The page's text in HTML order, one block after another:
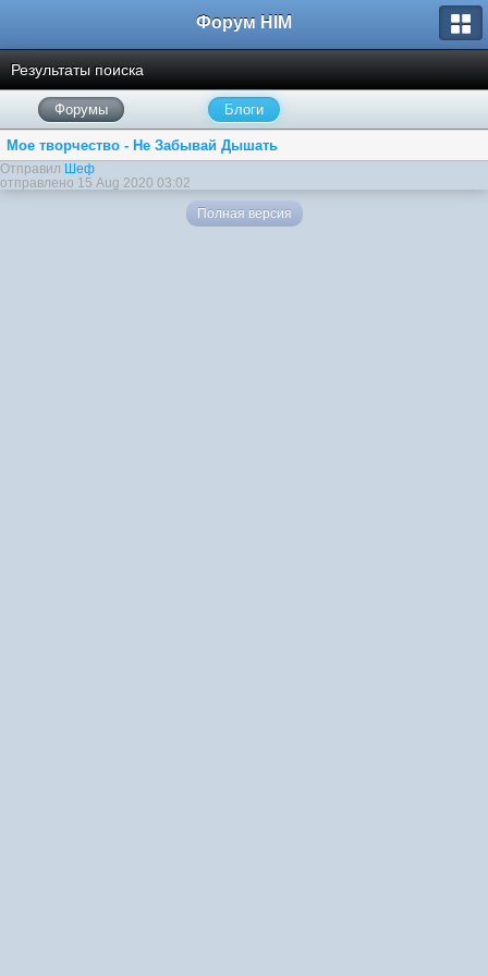
Форум HIM
Результаты поиска
Форумы Блоги
Мое творчество - Не Забывай Дышать
Отправил Шеф
отправлено 15 Aug 2020 03:02
Полная версия